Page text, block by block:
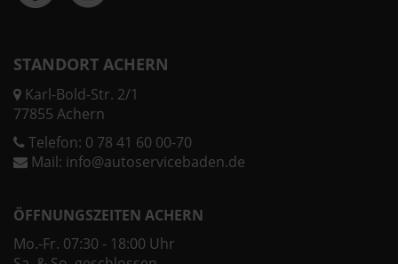
STANDORT ACHERN
Karl-Bold-Str. 2/1
77855 Achern
Telefon: 0 78 41 60 00-70
Mail: info@autoservicebaden.de
ÖFFNUNGSZEITEN ACHERN
Mo.-Fr. 07:30 - 18:00 Uhr